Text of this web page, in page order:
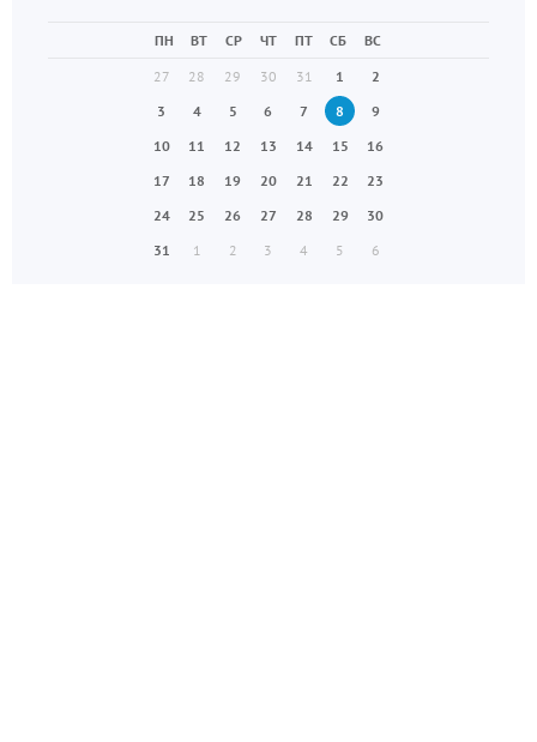
ПН ВТ СР ЧТ ПТ СБ
ВС
27
28 29 30 31 1
2
3
4 5 6 7 8
9
10
11 12 13 14 15
16
17
18 19 20 21 22
23
24
25 26 27 28 29
30
31
1 2 3 4 5 6